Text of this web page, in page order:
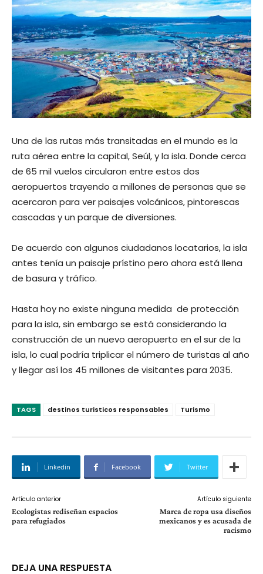
Una de las rutas más transitadas en el mundo es la
ruta aérea entre la capital, Seúl, y la isla. Donde cerca
de 65 mil vuelos circularon entre estos dos
aeropuertos trayendo a millones de personas que se
acercaron para ver paisajes volcánicos, pintorescas
cascadas y un parque de diversiones.
De acuerdo con algunos ciudadanos locatarios, la isla
antes tenía un paisaje prístino pero ahora está llena
de basura y tráfico.
Hasta hoy no existe ninguna medida de protección
para la isla, sin embargo se está considerando la
construcción de un nuevo aeropuerto en el sur de la
isla, lo cual podría triplicar el número de turistas al año
y llegar así los 45 millones de visitantes para 2035.
TAGS destinos turisticos responsables Turismo
Linkedin Facebook Twitter
Artículo anterior
Ecologistas rediseñan espacios
para refugiados
Artículo siguiente
Marca de ropa usa diseños
mexicanos y es acusada de
racismo
DEJA UNA RESPUESTA